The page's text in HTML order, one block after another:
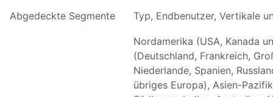
Abgedeckte Segmente Typ, Endbenutzer, Vertikale
Nordamerika (USA, Kanada
(Deutschland, Frankreich,
Niederlande, Spanien,
übriges Europa), Asien-